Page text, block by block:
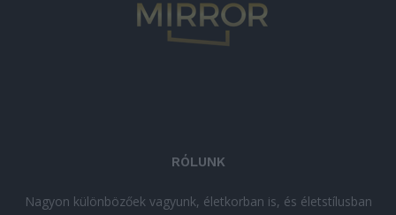
RÓLUNK
Nagyon különbözőek vagyunk, életkorban is, és életstílusban